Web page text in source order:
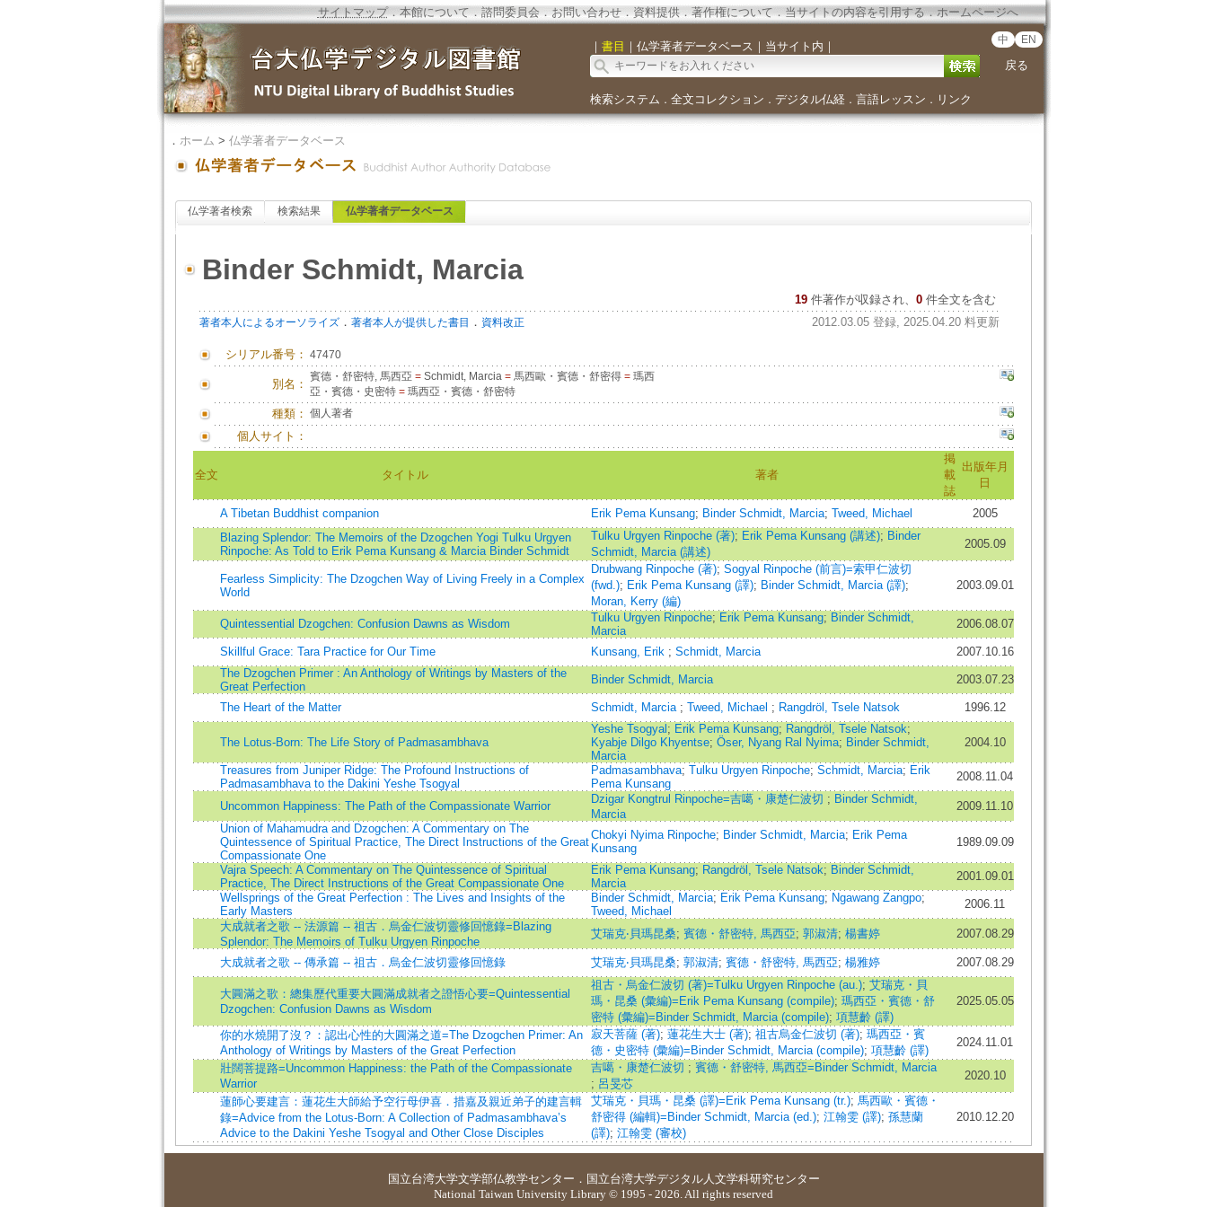
サイトマップ．本館について．諮問委員会． お問い合わせ． 資料提供．著作権について．当サイトの内容を引用する．ホームページへ
｜ 書目 ｜ 仏学著者データベース ｜ 当サイト内 ｜ 中 EN
戻る
検索システム ． 全文コレクション ． デジタル仏経． 言語レッスン ． リンク
． ホーム > 仏学著者データベース
仏学著者検索 検索結果 仏学著者データベース
Binder Schmidt, Marcia
19 件著作が収録され、 0件全文を含む
著者本人によるオーソライズ． 著者本人が提供した書目 ． 資料改正 2012.03.05 登録, 2025.04.20 料更新
シリアル番号： 47470
別名：
賓德・舒密特, 馬西亞 =Schmidt, Marcia =馬西歐・賓德・舒密得 =瑪西
亞・賓德・史密特 =瑪西亞・賓德・舒密特
種類： 個人著者
個人サイト：
全文 タイトル 著者
掲
載
誌
出版年月
日
A Tibetan Buddhist companion Erik Pema Kunsang; Binder Schmidt, Marcia; Tweed, Michael
2005
Blazing Splendor: The Memoirs of the Dzogchen Yogi Tulku Urgyen
Rinpoche: As Told to Erik Pema Kunsang & Marcia Binder Schmidt
Tulku Urgyen Rinpoche (著); Erik Pema Kunsang (講述); Binder
Schmidt, Marcia (講述)
2005.09
Fearless Simplicity: The Dzogchen Way of Living Freely in a Complex
World
Drubwang Rinpoche (著); Sogyal Rinpoche (前言)=索甲仁波切
(fwd.); Erik Pema Kunsang (譯); Binder Schmidt, Marcia (譯);
Moran, Kerry (編)
2003.09.01
Quintessential Dzogchen: Confusion Dawns as Wisdom Tulku Urgyen Rinpoche; Erik Pema Kunsang; Binder Schmidt,
Marcia
2006.08.07
Skillful Grace: Tara Practice for Our Time Kunsang, Erik ; Schmidt, Marcia
2007.10.16
The Dzogchen Primer : An Anthology of Writings by Masters of the
Great Perfection
Binder Schmidt, Marcia 2003.07.23
The Heart of the Matter Schmidt, Marcia ; Tweed, Michael ; Rangdröl, Tsele Natsok 1996.12
The Lotus-Born: The Life Story of Padmasambhava
Yeshe Tsogyal ; Erik Pema Kunsang; Rangdröl, Tsele Natsok;
Kyabje Dilgo Khyentse; Öser, Nyang Ral Nyima; Binder Schmidt,
Marcia
2004.10
Treasures from Juniper Ridge: The Profound Instructions of
Padmasambhava to the Dakini Yeshe Tsogyal
Padmasambhava; Tulku Urgyen Rinpoche; Schmidt, Marcia; Erik
Pema Kunsang
2008.11.04
Uncommon Happiness: The Path of the Compassionate Warrior
Dzigar Kongtrul Rinpoche=吉噶・康楚仁波切 ; Binder Schmidt,
Marcia
2009.11.10
Union of Mahamudra and Dzogchen: A Commentary on The
Quintessence of Spiritual Practice, The Direct Instructions of the Great
Compassionate One
Chokyi Nyima Rinpoche; Binder Schmidt, Marcia; Erik Pema
Kunsang
1989.09.09
Vajra Speech: A Commentary on The Quintessence of Spiritual
Practice, The Direct Instructions of the Great Compassionate One
Erik Pema Kunsang; Rangdröl, Tsele Natsok; Binder Schmidt,
Marcia
2001.09.01
Wellsprings of the Great Perfection : The Lives and Insights of the
Early Masters
Binder Schmidt, Marcia; Erik Pema Kunsang; Ngawang Zangpo;
Tweed, Michael
2006.11
大成就者之歌 -- 法源篇 -- 祖古．烏金仁波切靈修回憶錄=Blazing
Splendor: The Memoirs of Tulku Urgyen Rinpoche
艾瑞克‧貝瑪昆桑; 賓德・舒密特, 馬西亞; 郭淑清; 楊書婷 2007.08.29
大成就者之歌 -- 傳承篇 -- 祖古．烏金仁波切靈修回憶錄 艾瑞克‧貝瑪昆桑; 郭淑清; 賓德・舒密特, 馬西亞; 楊雅婷 2007.08.29
大圓滿之歌：總集歷代重要大圓滿成就者之證悟心要=Quintessential
Dzogchen: Confusion Dawns as Wisdom
祖古・烏金仁波切 (著)=Tulku Urgyen Rinpoche (au.); 艾瑞克・貝
瑪・昆桑 (彙編)=Erik Pema Kunsang (compile); 瑪西亞・賓德・舒
密特 (彙編)=Binder Schmidt, Marcia (compile); 項慧齡 (譯)
2025.05.05
你的水燒開了沒？：認出心性的大圓滿之道=The Dzogchen Primer: An
Anthology of Writings by Masters of the Great Perfection
寂天菩薩 (著); 蓮花生大士 (著); 祖古烏金仁波切 (著); 瑪西亞・賓
德・史密特 (彙編)=Binder Schmidt, Marcia (compile); 項慧齡 (譯)
2024.11.01
壯闊菩提路=Uncommon Happiness: the Path of the Compassionate
Warrior
吉噶・康楚仁波切 ; 賓德・舒密特, 馬西亞=Binder Schmidt, Marcia
; 呂旻芯
2020.10
蓮師心要建言：蓮花生大師給予空行母伊喜．措嘉及親近弟子的建言輯
錄=Advice from the Lotus-Born: A Collection of Padmasambhava’s
Advice to the Dakini Yeshe Tsogyal and Other Close Disciples
艾瑞克・貝瑪・昆桑 (譯)=Erik Pema Kunsang (tr.); 馬西歐・賓德・
舒密得 (編輯)=Binder Schmidt, Marcia (ed.); 江翰雯 (譯); 孫慧蘭
(譯); 江翰雯 (審校)
2010.12.20
国立台湾大学文学部仏教学センター ． 国立台湾大学デジタル人文学科研究センター
National Taiwan University Library © 1995 - 2026. All rights reserved